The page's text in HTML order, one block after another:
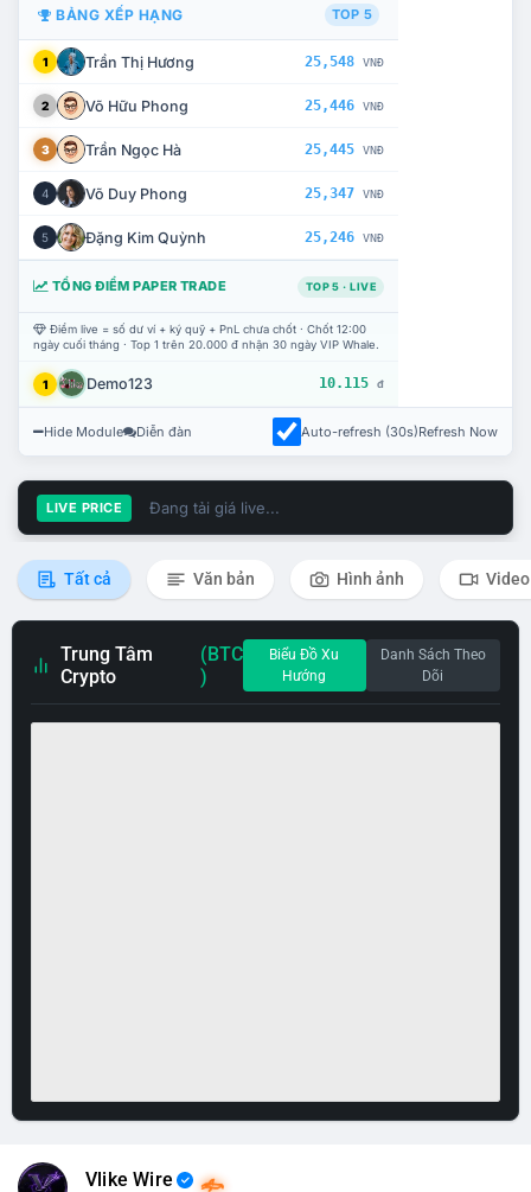
BẢNG XẾP HẠNG TOP 5
1 Trần Thị Hương 25,548 VNĐ
2 Võ Hữu Phong 25,446 VNĐ
3 Trần Ngọc Hà 25,445 VNĐ
4 Võ Duy Phong 25,347 VNĐ
5 Đặng Kim Quỳnh 25,246 VNĐ
TỔNG ĐIỂM PAPER TRADE TOP 5 · LIVE
Điểm live = số dư ví + ký quỹ + PnL chưa chốt · Chốt 12:00
ngày cuối tháng · Top 1 trên 20.000 đ nhận 30 ngày VIP Whale.
1 Demo123 10.115 đ
Hide Module Diễn đàn Auto-refresh (30s)Refresh Now
LIVE PRICE Đang tải giá live...
Tất cả Văn bản Hình ảnh Video
Trung Tâm
Crypto
(BTC
)
Biểu Đồ Xu
Hướng
Danh Sách Theo
Dõi
Vlike Wire